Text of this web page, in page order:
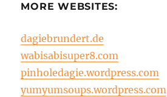
MORE WEBSITES:
dagiebrundert.de
wabisabisuper8.com
pinholedagie.wordpress.com
yumyumsoups.wordpress.com